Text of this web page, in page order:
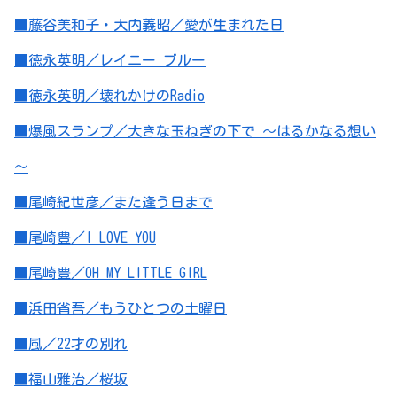
■藤谷美和子・大内義昭／愛が生まれた日
■徳永英明／レイニー ブルー
■徳永英明／壊れかけのRadio
■爆風スランプ／大きな玉ねぎの下で ～はるかなる想い
～
■尾崎紀世彦／また逢う日まで
■尾崎豊／I LOVE YOU
■尾崎豊／OH MY LITTLE GIRL
■浜田省吾／もうひとつの土曜日
■風／22才の別れ
■福山雅治／桜坂